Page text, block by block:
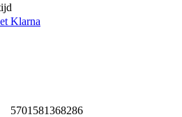
Klarna
5701581368286